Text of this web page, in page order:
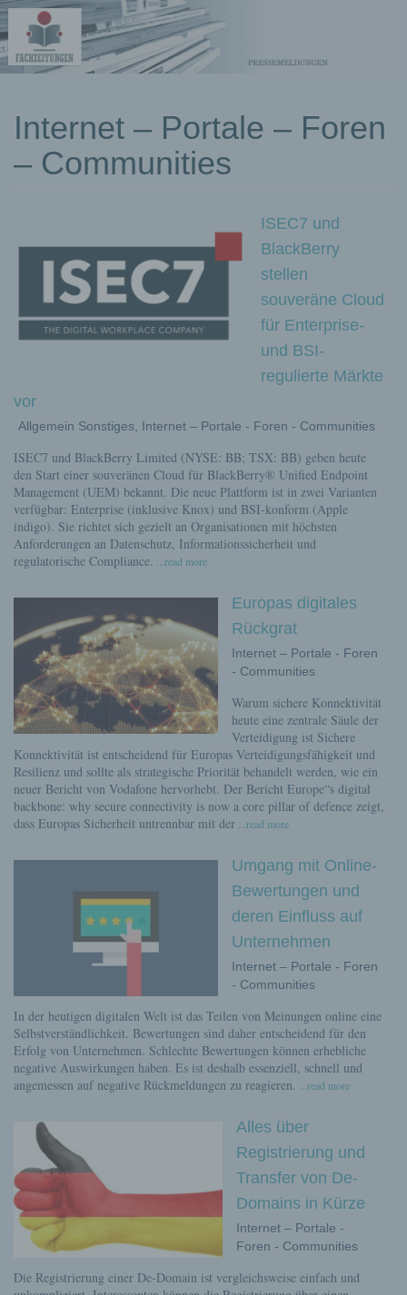
Pressemeldungen
Internet – Portale – Foren
– Communities
ISEC7 und
BlackBerry
stellen
souveräne Cloud
für Enterprise-
und BSI-
regulierte Märkte
vor
Allgemein Sonstiges, Internet – Portale - Foren - Communities
ISEC7 und BlackBerry Limited (NYSE: BB; TSX: BB) geben heute
den Start einer souveränen Cloud für BlackBerry® Unified Endpoint
Management (UEM) bekannt. Die neue Plattform ist in zwei Varianten
verfügbar: Enterprise (inklusive Knox) und BSI-konform (Apple
indigo). Sie richtet sich gezielt an Organisationen mit höchsten
Anforderungen an Datenschutz, Informationssicherheit und
regulatorische Compliance. ...read more
Europas digitales
Rückgrat
Internet – Portale - Foren
- Communities
Warum sichere Konnektivität
heute eine zentrale Säule der
Verteidigung ist Sichere
Konnektivität ist entscheidend für Europas Verteidigungsfähigkeit und
Resilienz und sollte als strategische Priorität behandelt werden, wie ein
neuer Bericht von Vodafone hervorhebt. Der Bericht Europe“s digital
backbone: why secure connectivity is now a core pillar of defence zeigt,
dass Europas Sicherheit untrennbar mit der ...read more
Umgang mit Online-
Bewertungen und
deren Einfluss auf
Unternehmen
Internet – Portale - Foren
- Communities
In der heutigen digitalen Welt ist das Teilen von Meinungen online eine
Selbstverständlichkeit. Bewertungen sind daher entscheidend für den
Erfolg von Unternehmen. Schlechte Bewertungen können erhebliche
negative Auswirkungen haben. Es ist deshalb essenziell, schnell und
angemessen auf negative Rückmeldungen zu reagieren. ...read more
Alles über
Registrierung und
Transfer von De-
Domains in Kürze
Internet – Portale -
Foren - Communities
Die Registrierung einer De-Domain ist vergleichsweise einfach und